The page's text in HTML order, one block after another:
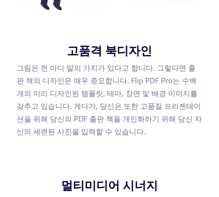
고품격 북디자인
그림은 천 마디 말의 가치가 있다고 합니다. 그렇다면 출
판 책의 디자인은 매우 중요합니다. Flip PDF Pro는 수백
개의 미리 디자인된 템플릿, 테마, 장면 및 배경 이미지를
갖추고 있습니다. 게다가, 당신은 또한 고품질 프리젠테이
션을 위해 당신의 PDF 출판 책을 개인화하기 위해 당신 자
신의 세련된 사진을 입력할 수 있습니다.
멀티미디어 시너지